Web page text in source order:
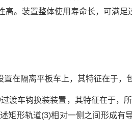
高。装置整体使用寿命长，可满
在隔离平板车上，其特征在于，
渡车钩换装装置，其特征在于，
矩形轨道(3)相对一侧之间形成